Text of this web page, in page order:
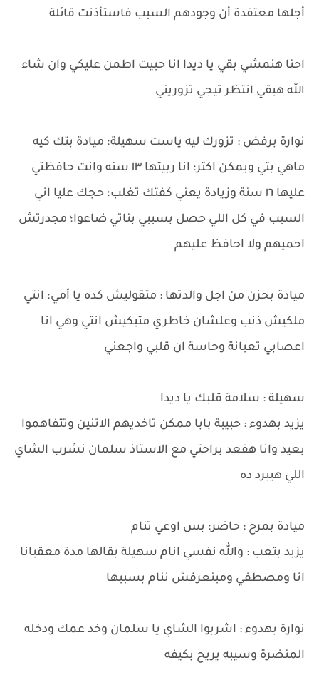
أجلها معتقدة أن وجودهم السبب فاستأذنت قائلة
احنا هنمشي بقي يا ديدا انا حبيت اطمن عليكي وان شاء
الله هبقي انتظر تيجي تزوريني
نوارة برفض : تزورك ليه ياست سهيلة؛ ميادة بتك كيه
ماهي بتي ويمكن اكتر؛ انا ربيتها ١٣ سنه وانت حافظتي
عليها ١٦ سنة وزيادة يعني كفتك تغلب؛ حجك عليا اني
السبب في كل اللي حصل بسببي بناتي ضاعوا؛ مجدرتش
احميهم ولا احافظ عليهم
ميادة بحزن من اجل والدتها : متقوليش كده يا أمي؛ انتي
ملكيش ذنب وعلشان خاطري متبكيش انتي وهي انا
اعصابي تعبانة وحاسة ان قلبي واجعني
سهيلة : سلامة قلبك يا ديدا
يزيد بهدوء : حبيبة بابا ممكن تاخديهم الاتنين وتتفاهموا
بعيد وانا هقعد براحتي مع الاستاذ سلمان نشرب الشاي
اللي هيبرد ده
ميادة بمرح : حاضر؛ بس اوعي تنام
يزيد بتعب : والله نفسي انام سهيلة بقالها مدة معقبانا
انا ومصطفي ومبنعرفش ننام بسببها
نوارة بهدوء : اشربوا الشاي يا سلمان وخد عمك ودخله
المنضرة وسيبه يريح بكيفه